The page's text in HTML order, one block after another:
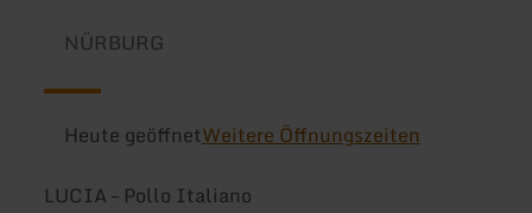
NÜRBURG
Heute geöffnetWeitere Öffnungszeiten
LUCIA – Pollo Italiano